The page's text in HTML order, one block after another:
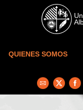
Skip to main content
QUIENES SOMOS